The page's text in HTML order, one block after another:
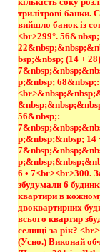
трилітрові банки.
вийшло банок із
<br>299°.
bsp;&nbsp; (14 +
p;&nbsp;
56&nbsp;:
p;&nbsp;&nbsp; 14
6 • 7<br><br>300.
збудумали 6
квартири в
двоквартирних
всього квартир
селищі за рік?
(Усно.) Виконай